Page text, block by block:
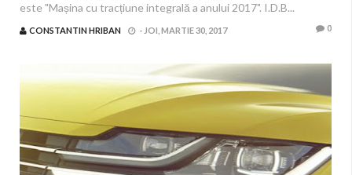
este "Mașina cu tracțiune integrală a anului 2017". I.D.B...
CONSTANTIN HRIBAN - JOI, MARTIE 30, 2017 0